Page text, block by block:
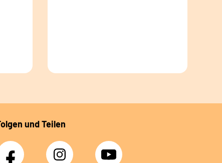
und Teilen
Facebook Instagram YouTube